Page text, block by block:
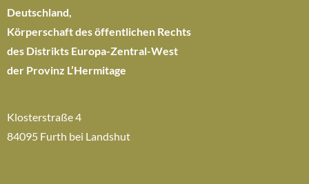
Deutschland,
Körperschaft des öffentlichen Rechts
des Distrikts Europa-Zentral-West
der Provinz L’Hermitage
Klosterstraße 4
84095 Furth bei Landshut